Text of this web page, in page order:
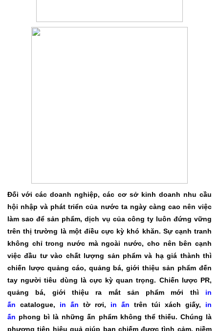
Đối với các doanh nghiệp, các cơ sở kinh doanh nhu cầu
hội nhập và phát triển của nước ta ngày càng cao nên việc
làm sao để sản phẩm, dịch vụ của công ty luôn đứng vững
trên thị trường là một điều cực kỳ khó khăn. Sự cạnh tranh
không chỉ trong nước mà ngoài nước, cho nên bên cạnh
việc đầu tư vào chất lượng sản phẩm và hạ giá thành thì
chiến lược quảng cáo, quảng bá, giới thiệu sản phẩm đến
tay người tiêu dùng là cực kỳ quan trọng. Chiến lược PR,
quảng bá, giới thiệu ra mắt sản phẩm mới thì in
ấn catalogue, in ấn tờ rơi, in ấn trên túi xách giấy, in
ấn phong bì là những ấn phẩm không thể thiếu. Chúng là
phương tiện hiệu quả giúp bạn chiếm được tình cảm, niềm